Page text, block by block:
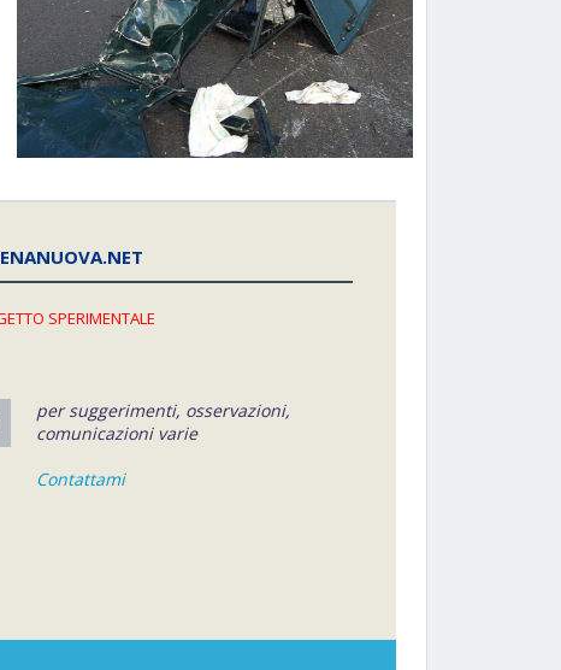
SPERIMENTALE
per suggerimenti, osservazioni,
comunicazioni varie
Contattami